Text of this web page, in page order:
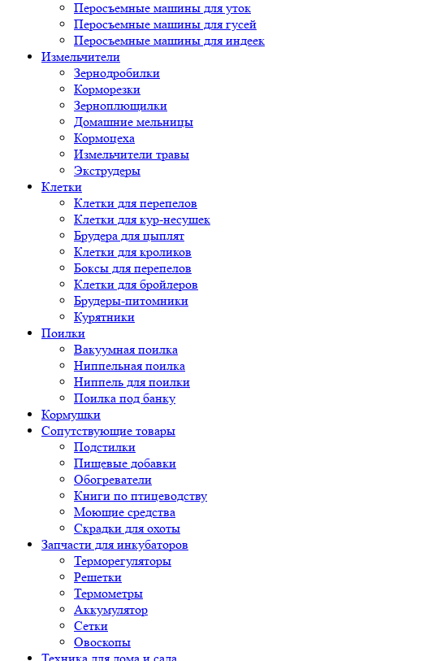
Перосъемные машины для уток
Перосъемные машины для гусей
Перосъемные машины для индеек
Измельчители
Зернодробилки
Корморезки
Зерноплющилки
Домашние мельницы
Кормоцеха
Измельчители травы
Экструдеры
Клетки
Клетки для перепелов
Клетки для кур-несушек
Брудера для цыплят
Клетки для кроликов
Боксы для перепелов
Клетки для бройлеров
Брудеры-питомники
Курятники
Поилки
Вакуумная поилка
Ниппельная поилка
Ниппель для поилки
Поилка под банку
Кормушки
Сопутствующие товары
Подстилки
Пищевые добавки
Обогреватели
Книги по птицеводству
Моющие средства
Скрадки для охоты
Запчасти для инкубаторов
Терморегуляторы
Решетки
Термометры
Аккумулятор
Сетки
Овоскопы